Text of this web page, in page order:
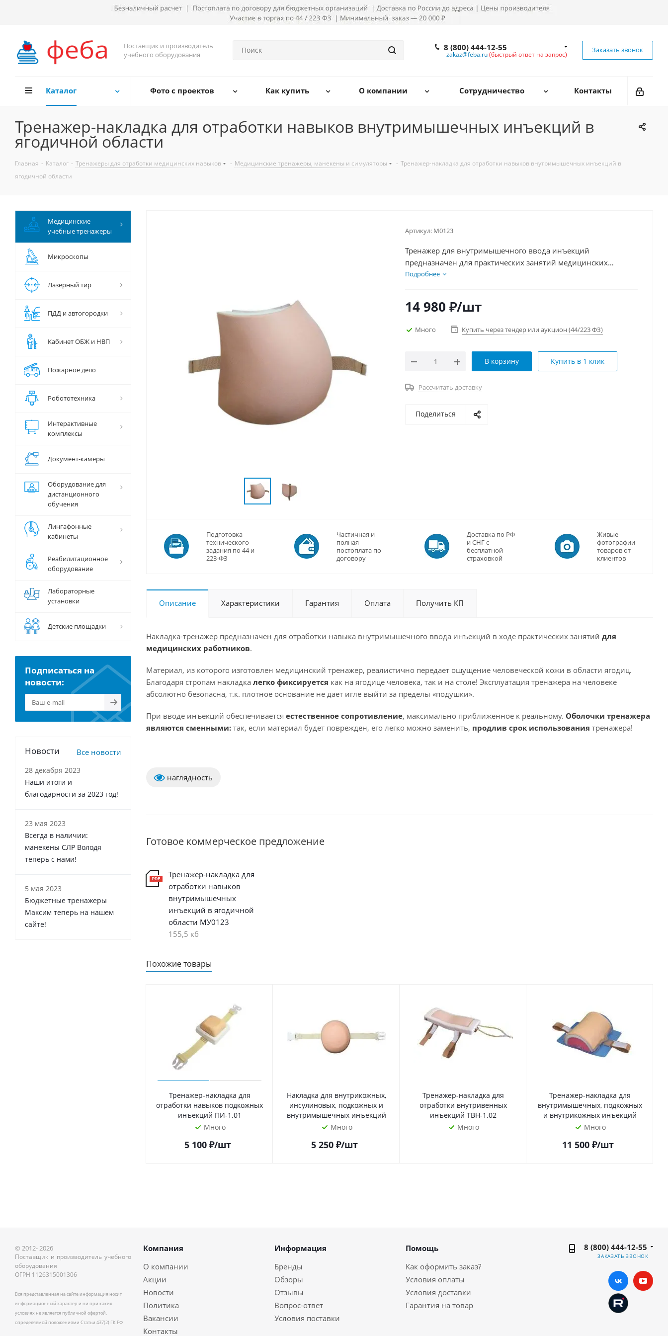
Поставщик и производитель
учебного оборудования
8 (800) 444-12-55
zakaz@feba.ru(быстрый ответ на запрос)
Заказать звонок
Каталог Фото с проектов Как купить О компании Сотрудничество Контакты
Тренажер-накладка для отработки навыков внутримышечных инъекций в
ягодичной области
Главная - Каталог - Тренажеры для отработки медицинских навыков - Медицинские тренажеры, манекены и симуляторы - Тренажер-накладка для отработки навыков внутримышечных инъекций в
ягодичной области
Артикул: М0123
Тренажер для внутримышечного ввода инъекций
предназначен для практических занятий медицинских
работников. Материал имитирует человеческую кожу на
основе, которая предотвращает выход иглы за пределы
Подробнее
14 980 ₽/шт
Много Купить через тендер или аукцион (44/223 ФЗ)
В корзину Купить в 1 клик
Рассчитать доставку
Поделиться
Подготовка
технического
задания по 44 и
223-ФЗ
Частичная и
полная
постоплата по
договору
Доставка по РФ
и СНГ с
бесплатной
страховкой
Живые
фотографии
товаров от
клиентов
Описание Характеристики Гарантия Оплата Получить КП
Накладка-тренажер предназначен для отработки навыка внутримышечного ввода инъекций в ходе практических занятий для
медицинских работников.
Материал, из которого изготовлен медицинский тренажер, реалистично передает ощущение человеческой кожи в области ягодиц.
Благодаря стропам накладка легко фиксируется как на ягодице человека, так и на столе! Эксплуатация тренажера на человеке
абсолютно безопасна, т.к. плотное основание не дает игле выйти за пределы «подушки».
При вводе инъекций обеспечивается естественное сопротивление, максимально приближенное к реальному. Оболочки тренажера
являются сменными: так, если материал будет поврежден, его легко можно заменить, продлив срок использования тренажера!
наглядность
Готовое коммерческое предложение
Тренажер-накладка для
отработки навыков
внутримышечных
инъекций в ягодичной
области МУ0123
155,5 кб
Похожие товары
Тренажер-накладка для
отработки навыков подкожных
инъекций ПИ-1.01
Много
5 100 ₽/шт
Накладка для внутрикожных,
инсулиновых, подкожных и
внутримышечных инъекций
Много
5 250 ₽/шт
Тренажер-накладка для
отработки внутривенных
инъекций ТВН-1.02
Много
Тренажер-накладка для
внутримышечных, подкожных
и внутрикожных инъекций
Много
11 500 ₽/шт
Медицинские
учебные тренажеры
Микроскопы
Лазерный тир
ПДД и автогородки
Кабинет ОБЖ и НВП
Пожарное дело
Робототехника
Интерактивные
комплексы
Документ-камеры
Оборудование для
дистанционного
обучения
Лингафонные
кабинеты
Реабилитационное
оборудование
Лабораторные
установки
Детские площадки
Подписаться на
новости:
Новости Все новости
28 декабря 2023
Наши итоги и
благодарности за 2023 год!
23 мая 2023
Всегда в наличии:
манекены СЛР Володя
теперь с нами!
5 мая 2023
Бюджетные тренажеры
Максим теперь на нашем
сайте!
© 2012- 2026
Поставщик и производитель учебного
оборудования
ОГРН 1126315001306
Вся представленная на сайте информация носит
информационный характер и ни при каких
условиях не является публичной офертой,
определяемой положениями Статьи 437(2) ГК РФ
Компания
О компании
Акции
Новости
Политика
Вакансии
Контакты
Информация
Бренды
Обзоры
Отзывы
Вопрос-ответ
Условия поставки
Помощь
Как оформить заказ?
Условия оплаты
Условия доставки
Гарантия на товар
8 (800) 444-12-55
ЗАКАЗАТЬ ЗВОНОК